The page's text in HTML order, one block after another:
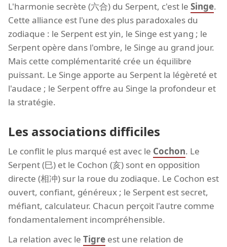
L'harmonie secrète (六合) du Serpent, c'est le Singe.
Cette alliance est l'une des plus paradoxales du
zodiaque : le Serpent est yin, le Singe est yang ; le
Serpent opère dans l'ombre, le Singe au grand jour.
Mais cette complémentarité crée un équilibre
puissant. Le Singe apporte au Serpent la légèreté et
l'audace ; le Serpent offre au Singe la profondeur et
la stratégie.
Les associations difficiles
Le conflit le plus marqué est avec le Cochon. Le
Serpent (巳) et le Cochon (亥) sont en opposition
directe (相冲) sur la roue du zodiaque. Le Cochon est
ouvert, confiant, généreux ; le Serpent est secret,
méfiant, calculateur. Chacun perçoit l'autre comme
fondamentalement incompréhensible.
La relation avec le Tigre est une relation de